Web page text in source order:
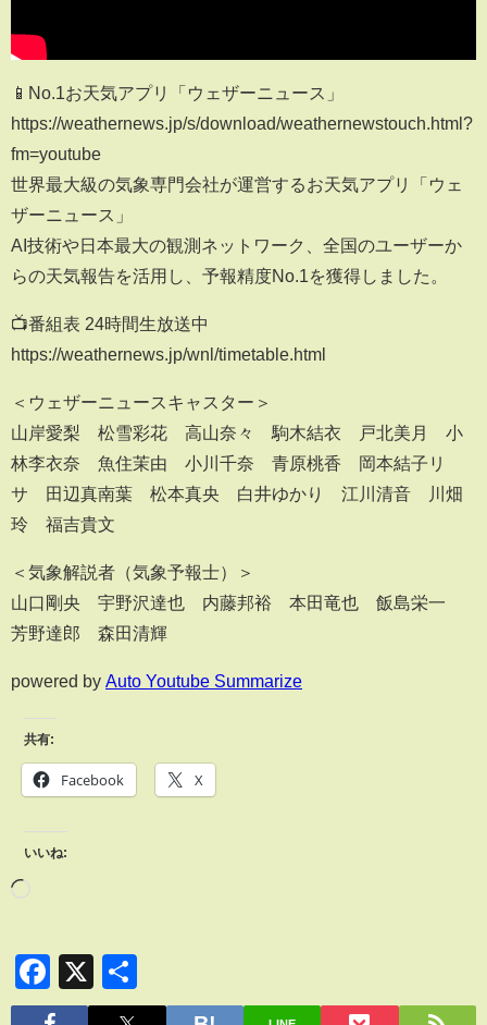
📱No.1お天気アプリ「ウェザーニュース」
https://weathernews.jp/s/download/weathernewstouch.html?
fm=youtube
世界最大級の気象専門会社が運営するお天気アプリ「ウェ
ザーニュース」
AI技術や日本最大の観測ネットワーク、全国のユーザーか
らの天気報告を活用し、予報精度No.1を獲得しました。
📺️番組表 24時間生放送中
https://weathernews.jp/wnl/timetable.html
＜ウェザーニュースキャスター＞
山岸愛梨 松雪彩花 高山奈々 駒木結衣 戸北美月 小
林李衣奈 魚住茉由 小川千奈 青原桃香 岡本結子リ
サ 田辺真南葉 松本真央 白井ゆかり 江川清音 川畑
玲 福吉貴文
＜気象解説者（気象予報士）＞
山口剛央 宇野沢達也 内藤邦裕 本田竜也 飯島栄一
芳野達郎 森田清輝
powered by Auto Youtube Summarize
共有:
Facebook X
いいね:
Facebook
X
有